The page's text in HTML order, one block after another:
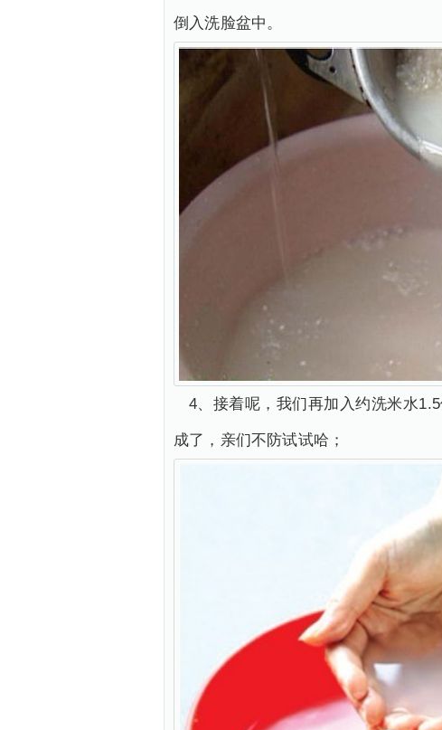
倒入洗脸盆中。
4、接着呢，我们再加入约洗米水
成了，亲们不防试试哈；